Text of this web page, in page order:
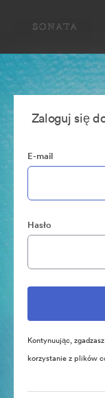
Zaloguj się
E-mail
Hasło
Kontynuując,
korzystanie z plików